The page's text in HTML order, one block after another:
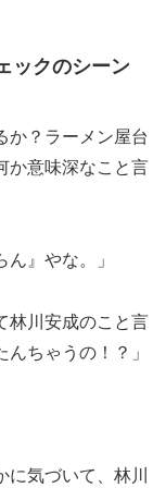
ックのシーン
か？ラーメン屋台
か意味深なこと言
ん』やな。」
林川安成のこと言
ちゃうの！？」
に気づいて、林川